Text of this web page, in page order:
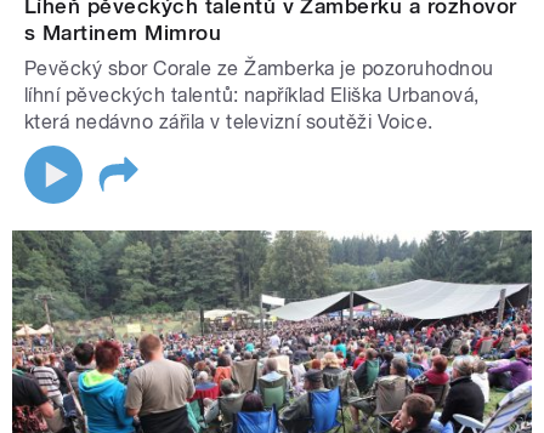
Líheň pěveckých talentů v Žamberku a rozhovor
s Martinem Mimrou
Pevěcký sbor Corale ze Žamberka je pozoruhodnou
líhní pěveckých talentů: například Eliška Urbanová,
která nedávno zářila v televizní soutěži Voice.